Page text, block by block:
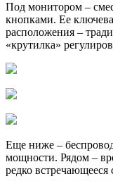
Под монитором –
кнопками. Ее
расположения –
«крутилка»
Еще ниже –
мощности. Рядом –
редко встречающееся